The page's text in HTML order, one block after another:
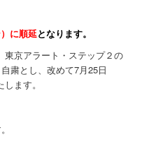
に順延となります。
京アラート・ステップ２の
粛とし、改めて7月25日
ます。